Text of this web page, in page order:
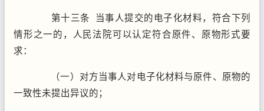
第十三条 当事人提交的电子化材料，符合下列
情形之一的，人民法院可以认定符合原件、原物形式要
求：
（一）对方当事人对电子化材料与原件、原物的
一致性未提出异议的；